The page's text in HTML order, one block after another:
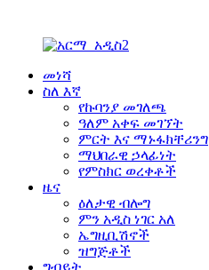
መነሻ
ስለ እኛ
የኩባንያ መገለጫ
ዓለም አቀፍ መገኘት
ምርት እና ማኑፋክቸሪንግ
ማህበራዊ ኃላፊነት
የምስክር ወረቀቶች
ዜና
ዕለታዊ ብሎግ
ምን አዲስ ነገር አለ
ኤግዚቢሽኖች
ዝግጅቶች
ግብይት